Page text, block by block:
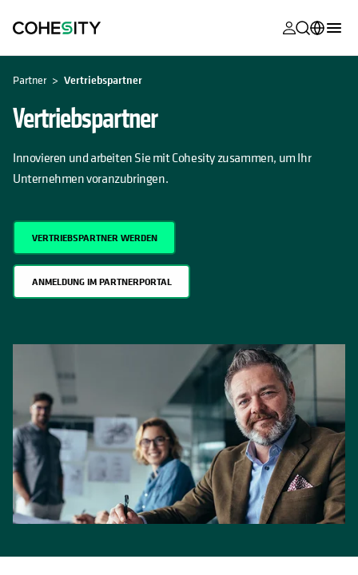
wird in
wird in
wird in
Support
wird in
wird in
wird in
wird in
wird in
日本語 (Japan)
Partner Vertriebspartner
Vertriebspartner
Innovieren und arbeiten Sie mit Cohesity zusammen, um Ihr
Unternehmen voranzubringen.
VERTRIEBSPARTNER WERDEN
ANMELDUNG IM PARTNERPORTAL
WIRD IN EINER NEUEN REGISTERKARTE GEÖFFNET